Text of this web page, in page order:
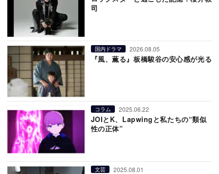
司
国内ドラマ 2026.08.05
『風、薫る』板橋駿谷の安心感が光る
コラム 2025.06.22
JOIとK、Lapwingと私たちの“類似
性の正体”
文芸 2025.08.01